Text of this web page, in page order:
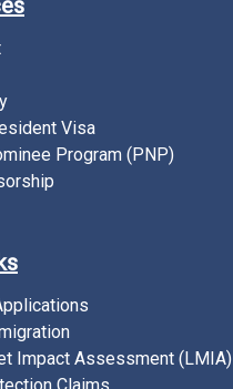
Visa
Program (PNP)
Impact Assessment (LMIA)